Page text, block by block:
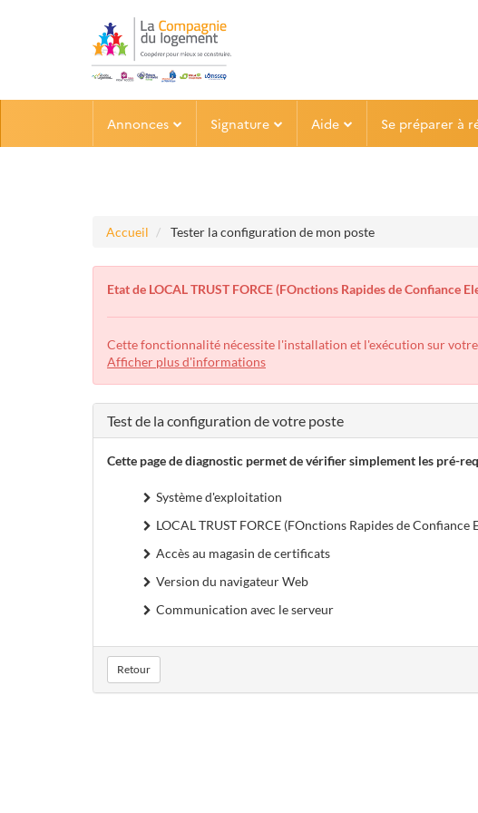
contenu
Annonces Signature Aide Se préparer à
Accueil Tester la configuration de mon poste
Etat de LOCAL TRUST FORCE (FOnctions Rapides de Confiance
Cette fonctionnalité nécessite l'installation et l'exécution sur
Afficher plus d'informations
Test de la configuration de votre poste
Cette page de diagnostic permet de vérifier simplement les pré-
Système d'exploitation
LOCAL TRUST FORCE (FOnctions Rapides de
Accès au magasin de certificats
Version du navigateur Web
Communication avec le serveur
Retour